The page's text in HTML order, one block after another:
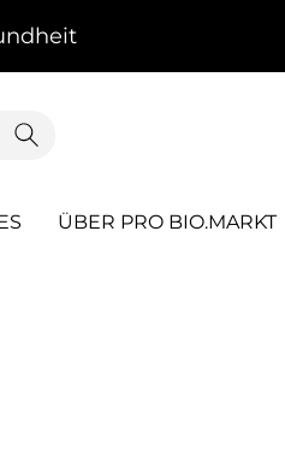
ÜBER PRO BIO.MARKT